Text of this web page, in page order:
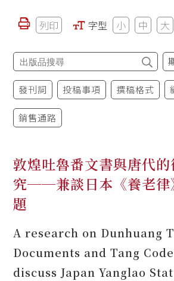
列印 字型 小 中 大
發刊詞 投稿事項 撰稿格式
銷售通路
敦煌吐魯番文書與唐代
究──兼談日本《養老律
題
A research on Dunhuang
Documents and Tang
discuss Japan Yanglao